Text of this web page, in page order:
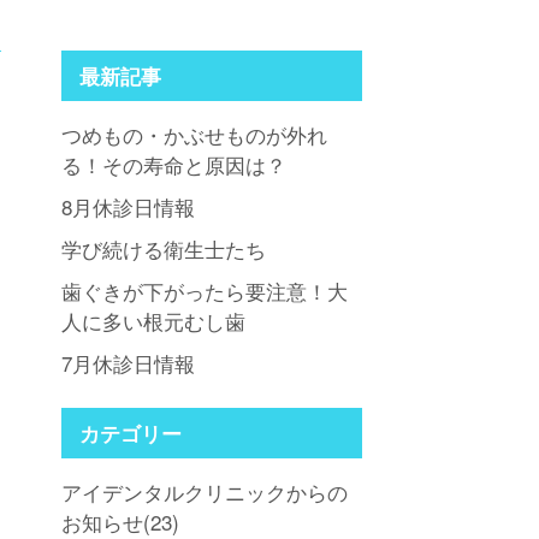
最新記事
つめもの・かぶせものが外れ
る！その寿命と原因は？
8月休診日情報
学び続ける衛生士たち
歯ぐきが下がったら要注意！大
人に多い根元むし歯
7月休診日情報
カテゴリー
アイデンタルクリニックからの
お知らせ(23)